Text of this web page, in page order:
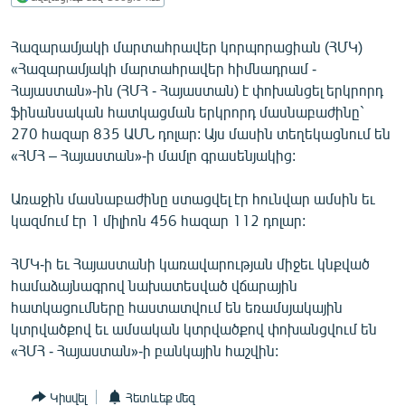
ՊԱՏԵՐԱԶՄԻ 6 ՇԱԲԱԹՆԵՐԸ
ՏԱՐԱԾԱՇՐՋԱՆ
ՄԻՋԱԶԳԱՅԻՆ
ՄՇԱԿՈՒՅԹ
ՄԵԿՆԱԲԱՆՈՒԹՅՈՒՆ
ԿՈՐՈՆԱՎԻՐՈՒՍ
ԱՐԽԻՎ
ՏԵՍԱՆՅՈՒԹԵՐ
Հազարամյակի մարտահրավեր կորպորացիան (ՀՄԿ)
«Հազարամյակի մարտահրավեր հիմնադրամ -
Հայաստան»-ին (ՀՄՀ - Հայաստան) է փոխանցել երկրորդ
ֆինանսական հատկացման երկրորդ մասնաբաժինը`
270 հազար 835 ԱՄՆ դոլար: Այս մասին տեղեկացնում են
«ՀՄՀ – Հայաստան»-ի մամլո գրասենյակից:
Առաջին մասնաբաժինը ստացվել էր հունվար ամսին եւ
կազմում էր 1 միլիոն 456 հազար 112 դոլար:
ՀՄԿ-ի եւ Հայաստանի կառավարության միջեւ կնքված
համաձայնագրով նախատեսված վճարային
հատկացումները հաստատվում են եռամսյակային
կտրվածքով եւ ամսական կտրվածքով փոխանցվում են
«ՀՄՀ - Հայաստան»-ի բանկային հաշվին:
Կիսվել Հետևեք մեզ